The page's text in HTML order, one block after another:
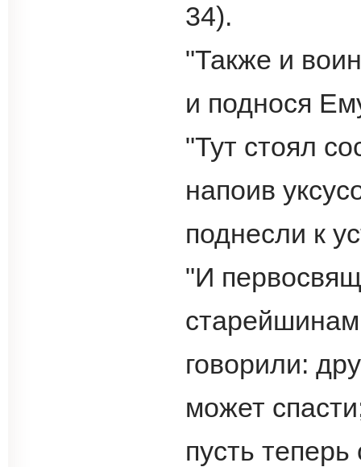
34).
"Также и
и поднося
"Тут стоял
напоив
поднесли к
"И
говорили:
может
пусть